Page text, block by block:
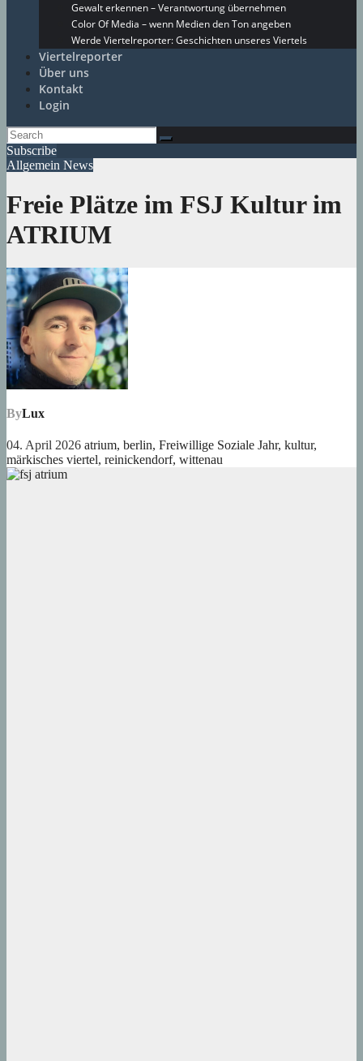
Gewalt erkennen – Verantwortung übernehmen
Color Of Media – wenn Medien den Ton angeben
Werde Viertelreporter: Geschichten unseres Viertels
Viertelreporter
Über uns
Kontakt
Login
Subscribe
Allgemein News
Freie Plätze im FSJ Kultur im
ATRIUM
ByLux
04. April 2026 atrium, berlin, Freiwillige Soziale Jahr, kultur,
märkisches viertel, reinickendorf, wittenau